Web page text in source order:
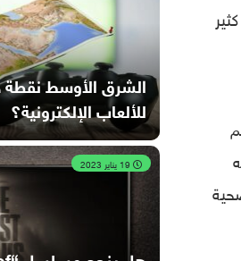
الشرق الأوسط نقطة
للألعاب الإلكترونية؟